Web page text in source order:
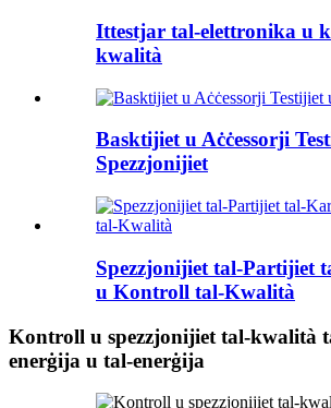
Ittestjar tal-elettronika u
kwalità
Basktijiet u Aċċessorji
Spezzjonijiet
Spezzjonijiet tal-Partijiet
u Kontroll tal-Kwalità
Kontroll u spezzjonijiet tal-kwalità
enerġija u tal-enerġija